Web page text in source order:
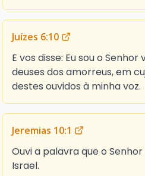
Juízes 6:10
E vos disse: Eu sou o
deuses dos amorreus, em
destes ouvidos à minha voz.
Jeremias 10:1
Ouvi a palavra que o
Israel.